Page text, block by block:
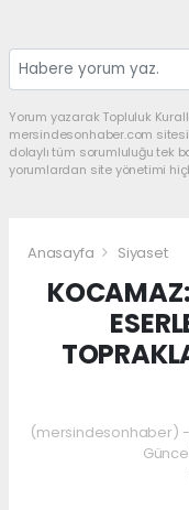
Yorum yazarak Topluluk
mersindesonhaber.com
dolaylı tüm sorumluluğu tek
yorumlardan site yönetimi
Anasayfa Siyaset
(mersindesonhaber) -